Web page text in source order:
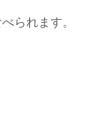
られます。